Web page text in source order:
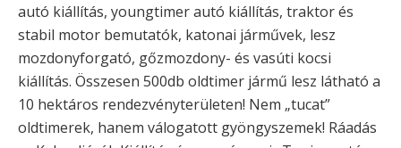
autó kiállítás, youngtimer autó kiállítás, traktor és
stabil motor bemutatók, katonai járművek, lesz
mozdonyforgató, gőzmozdony- és vasúti kocsi
kiállítás. Összesen 500db oldtimer jármű lesz látható a
10 hektáros rendezvényterületen! Nem „tucat”
oldtimerek, hanem válogatott gyöngyszemek! Ráadás